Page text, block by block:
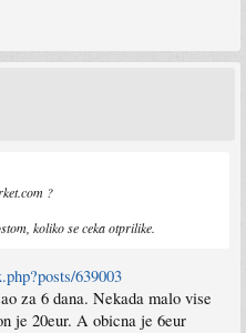
?
koliko se ceka otprilike.
639003
za 6 dana. Nekada malo vise
je 20eur. A obicna je 6eur